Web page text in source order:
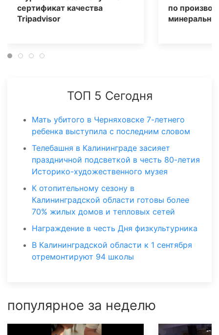
сертификат качества
Tripаdvisor
по
ТОП 5 Сегодня
Мать убитого в Черняховске 7-летнего
ребенка выступила с последним словом
Телебашня в Калининграде засияет
праздничной подсветкой в честь 80-летия
Историко-художественного музея
К отопительному сезону в
Калининградской области готовы более
70% жилых домов и тепловых сетей
Награждение в честь Дня физкультурника
В Калининградской области к 1 сентября
отремонтируют 94 школы
популярное за неделю